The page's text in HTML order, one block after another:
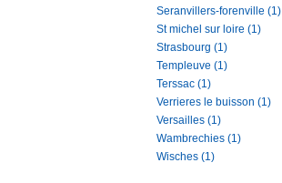
Seranvillers-forenville (1)
St michel sur loire (1)
Strasbourg (1)
Templeuve (1)
Terssac (1)
Verrieres le buisson (1)
Versailles (1)
Wambrechies (1)
Wisches (1)